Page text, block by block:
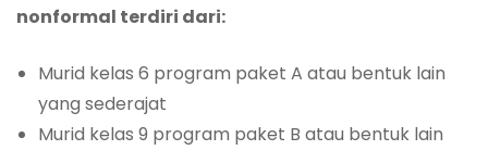
nonformal terdiri dari:
Murid kelas 6 program paket A atau bentuk lain
yang sederajat
Murid kelas 9 program paket B atau bentuk lain